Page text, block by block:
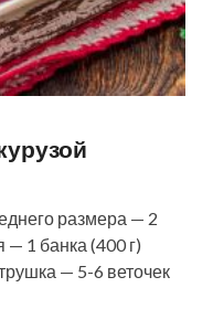
размера — 2
— 1 банка (400 г)
— 5-6 веточек